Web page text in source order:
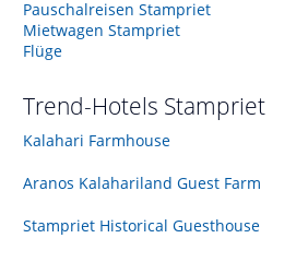
Pauschalreisen Stampriet
Mietwagen Stampriet
Flüge
Trend-Hotels Stampriet
Kalahari Farmhouse
Aranos Kalahariland Guest Farm
Stampriet Historical Guesthouse